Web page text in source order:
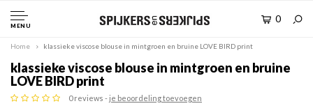
MENU
0
Home klassieke viscose blouse in mintgroen en bruine LOVE BIRD print
klassieke viscose blouse in mintgroen en bruine
LOVE BIRD print
0 reviews -je beoordeling toevoegen